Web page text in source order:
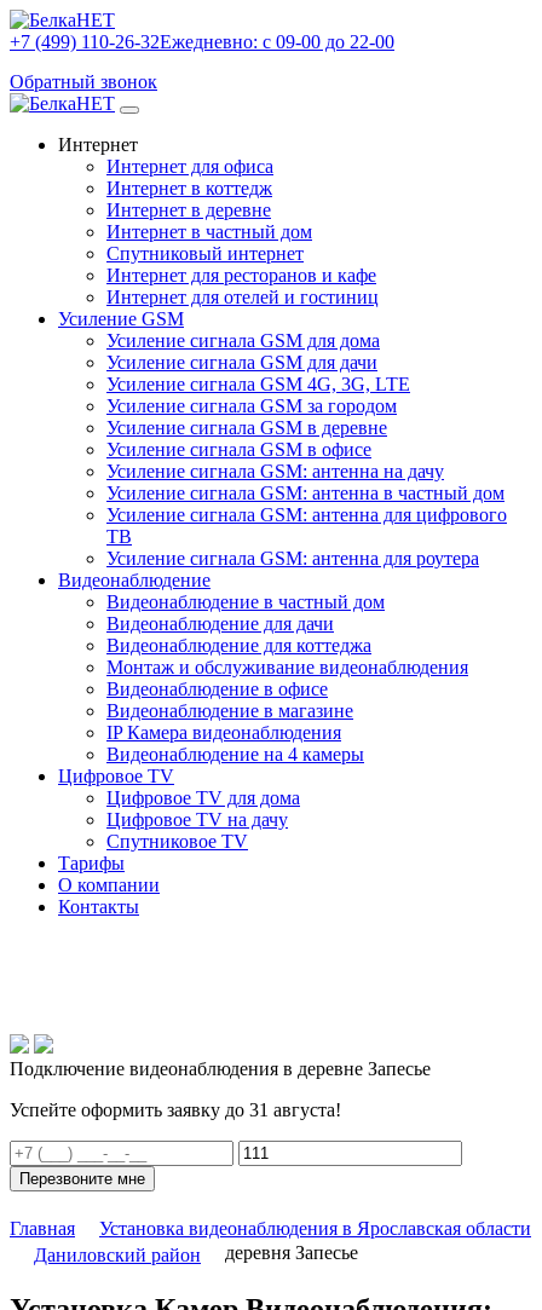
+7 (499) 110-26-32Ежедневно: с 09-00 до 22-00
Обратный звонок
Интернет
Интернет для офиса
Интернет в коттедж
Интернет в деревне
Интернет в частный дом
Спутниковый интернет
Интернет для ресторанов и кафе
Интернет для отелей и гостиниц
Усиление GSM
Усиление сигнала GSM для дома
Усиление сигнала GSM для дачи
Усиление сигнала GSM 4G, 3G, LTE
Усиление сигнала GSM за городом
Усиление сигнала GSM в деревне
Усиление сигнала GSM в офисе
Усиление сигнала GSM: антенна на дачу
Усиление сигнала GSM: антенна в частный дом
Усиление сигнала GSM: антенна для цифрового
ТВ
Усиление сигнала GSM: антенна для роутера
Видеонаблюдение
Видеонаблюдение в частный дом
Видеонаблюдение для дачи
Видеонаблюдение для коттеджа
Монтаж и обслуживание видеонаблюдения
Видеонаблюдение в офисе
Видеонаблюдение в магазине
IP Камера видеонаблюдения
Видеонаблюдение на 4 камеры
Цифровое TV
Цифровое TV для дома
Цифровое TV на дачу
Спутниковое TV
Тарифы
О компании
Контакты
Подключение видеонаблюдения в деревне Запесье
Успейте оформить заявку до 31 августа!
Перезвоните мне
Главная
Установка видеонаблюдения в Ярославская области
Даниловский район
деревня Запесье